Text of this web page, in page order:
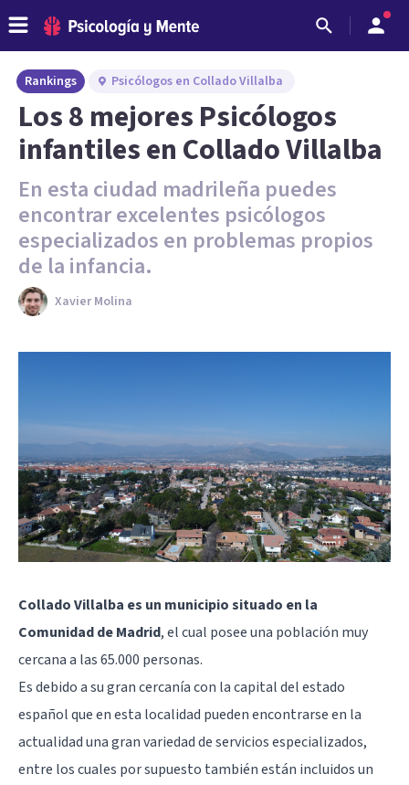
Rankings Psicólogos en Collado Villalba
Los 8 mejores Psicólogos
infantiles en Collado Villalba
En esta ciudad madrileña puedes
encontrar excelentes psicólogos
especializados en problemas propios
de la infancia.
Xavier Molina
Collado Villalba es un municipio situado en la
Comunidad de Madrid, el cual posee una población muy
cercana a las 65.000 personas.
Es debido a su gran cercanía con la capital del estado
español que en esta localidad pueden encontrarse en la
actualidad una gran variedad de servicios especializados,
entre los cuales por supuesto también están incluidos un